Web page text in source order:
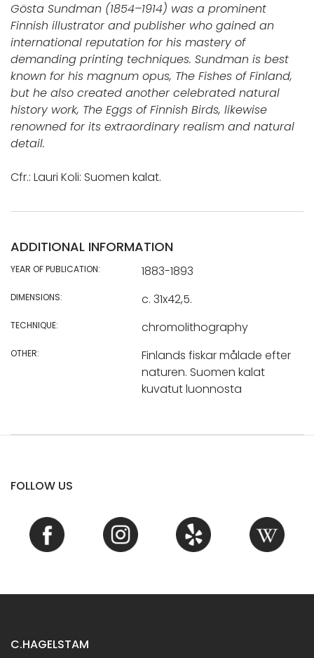
Gösta Sundman (1854–1914) was a prominent
Finnish illustrator and publisher who gained an
international reputation for his mastery of
demanding printing techniques. Sundman is best
known for his magnum opus, The Fishes of Finland,
but he also created another celebrated natural
history work, The Eggs of Finnish Birds, likewise
renowned for its extraordinary realism and natural
detail.
Cfr.: Lauri Koli: Suomen kalat.
ADDITIONAL INFORMATION
YEAR OF PUBLICATION: 1883-1893
DIMENSIONS: c. 31x42,5.
TECHNIQUE: chromolithography
OTHER:
Finlands fiskar målade efter
naturen. Suomen kalat
kuvatut luonnosta
FOLLOW US
C.HAGELSTAM